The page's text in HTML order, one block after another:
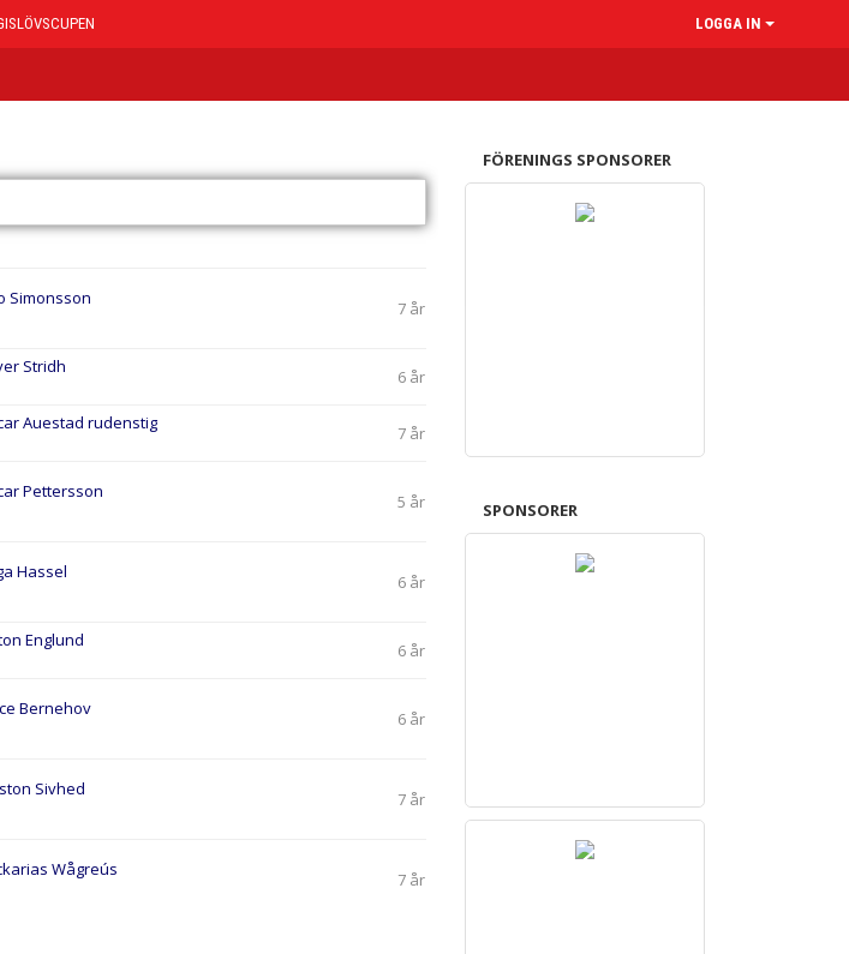
LOGGA IN
Simonsson 7 år
Stridh 6 år
Auestad rudenstig 7 år
Pettersson 5 år
Hassel 6 år
Englund 6 år
Bernehov 6 år
Sivhed 7 år
Wågreús 7 år
FÖRENINGS SPONSORER
SPONSORER